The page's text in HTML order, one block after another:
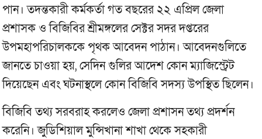
পান। তদন্তকারী কর্মকর্তা গত বছরের ২২ এপ্রিল জেলা
প্রশাসক ও বিজিবির শ্রীমঙ্গলের সেক্টর সদর দপ্তরের
উপমহাপরিচালককে পৃথক আবেদন পাঠান। আবেদনগুলিতে
জানতে চাওয়া হয়, সেদিন গুলির আদেশ কোন ম্যাজিস্ট্রেট
দিয়েছেন এবং ঘটনাস্থলে কোন বিজিবি সদস্য উপস্থিত ছিলেন।
বিজিবি তথ্য সরবরাহ করলেও জেলা প্রশাসন তথ্য প্রদর্শন
করেনি। জুডিশিয়াল মুন্সিখানা শাখা থেকে সহকারী